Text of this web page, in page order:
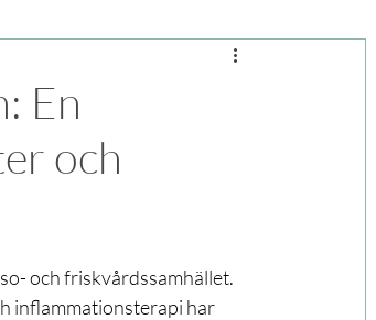
En
och
och friskvårdssamhället.
inflammationsterapi har